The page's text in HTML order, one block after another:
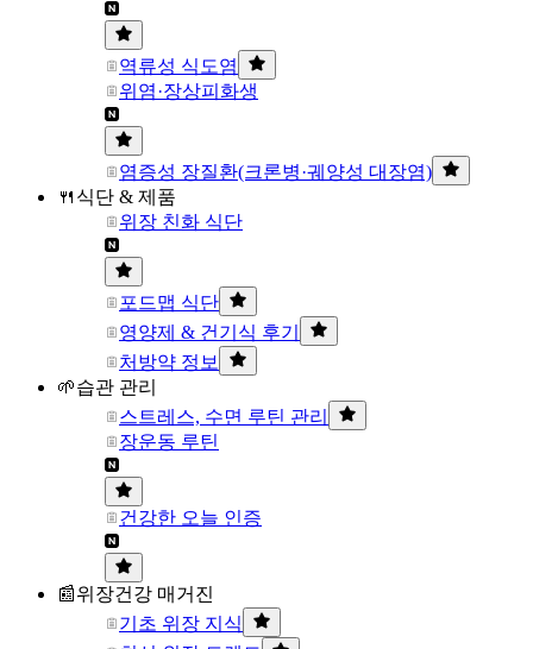
역류성 식도염
위염·장상피화생
염증성 장질환(크론병·궤양성 대장염)
🍴식단 & 제품
위장 친화 식단
포드맵 식단
영양제 & 건기식 후기
처방약 정보
🌱습관 관리
스트레스, 수면 루틴 관리
장운동 루틴
건강한 오늘 인증
📰위장건강 매거진
기초 위장 지식